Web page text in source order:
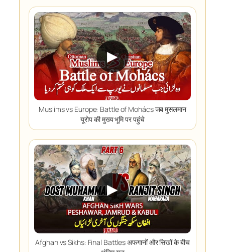
▶
Muslims vs Europe: Battle of Mohács जब मुसलमान
यूरोप की मुख्य भूमि पर पहुंचे
▶
Afghan vs Sikhs: Final Battles अफगानों और सिखों के बीच